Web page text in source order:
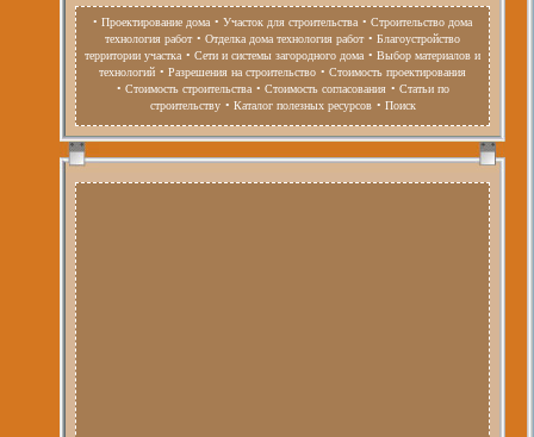
• Проектирование дома • Участок для строительства • Строительство дома
технология работ • Отделка дома технология работ • Благоустройство
территории участка • Сети и системы загородного дома • Выбор материалов и
технологий • Разрешения на строительство • Стоимость проектирования
• Стоимость строительства • Стоимость согласования • Статьи по
строительству • Каталог полезных ресурсов • Поиск